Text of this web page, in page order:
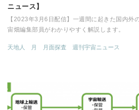
ニュース】
【2023年3月6日配信】一週間に起きた国内外
宙畑編集部員がわかりやすく解説します。
天地人 月 月面探査 週刊宇宙ニュース